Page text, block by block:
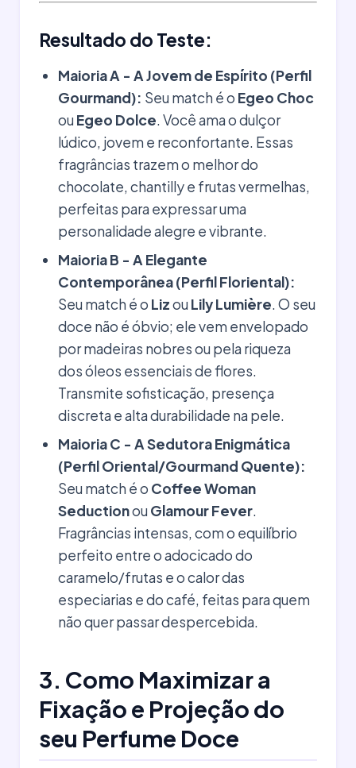
Resultado do Teste:
Maioria A - A Jovem de Espírito (Perfil
Gourmand): Seu match é o Egeo Choc
ou Egeo Dolce. Você ama o dulçor
lúdico, jovem e reconfortante. Essas
fragrâncias trazem o melhor do
chocolate, chantilly e frutas vermelhas,
perfeitas para expressar uma
personalidade alegre e vibrante.
Maioria B - A Elegante
Contemporânea (Perfil Floriental):
Seu match é o Lizou Lily Lumière. O seu
doce não é óbvio; ele vem envelopado
por madeiras nobres ou pela riqueza
dos óleos essenciais de flores.
Transmite sofisticação, presença
discreta e alta durabilidade na pele.
Maioria C - A Sedutora Enigmática
(Perfil Oriental/Gourmand Quente):
Seu match é o Coffee Woman
Seductionou Glamour Fever.
Fragrâncias intensas, com o equilíbrio
perfeito entre o adocicado do
caramelo/frutas e o calor das
especiarias e do café, feitas para quem
não quer passar despercebida.
3. Como Maximizar a
Fixação e Projeção do
seu Perfume Doce